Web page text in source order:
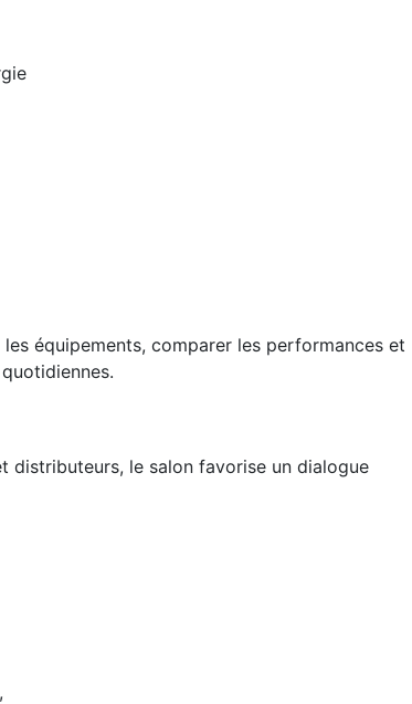
équipements, comparer les performances et
distributeurs, le salon favorise un dialogue